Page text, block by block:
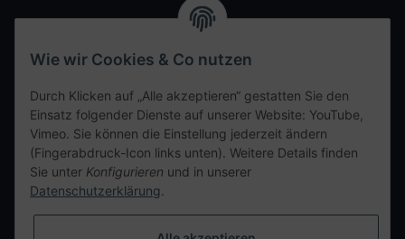
Wir freuen uns auf Euren Besuch. Bitte beachtet die
Kontaktdaten
tweet
teilen
Wie wir Cookies & Co nutzen
Durch Klicken auf „Alle akzeptieren“ gestatten Sie den
Einsatz folgender Dienste auf unserer Website: YouTube,
Vimeo. Sie können die Einstellung jederzeit ändern
(Fingerabdruck-Icon links unten). Weitere Details finden
Sie unter Konfigurieren und in unserer
Datenschutzerklärung.